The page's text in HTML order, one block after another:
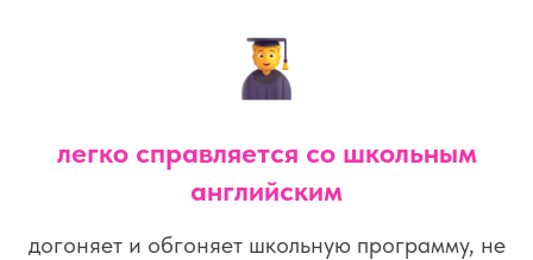
легко справляется со школьным
английским
догоняет и обгоняет школьную программу, не